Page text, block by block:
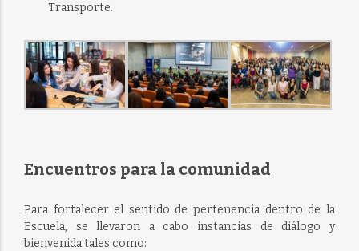
Transporte.
Encuentros para la comunidad
Para fortalecer el sentido de pertenencia dentro de la
Escuela, se llevaron a cabo instancias de diálogo y
bienvenida tales como: